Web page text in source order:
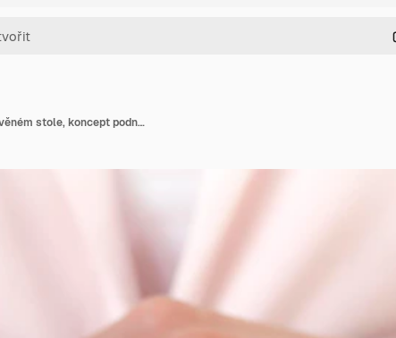
Ruka skládá dřevěný blok se slovem TOEFL na dřevěném stole, koncept podnikání a podnikatelství, marketing